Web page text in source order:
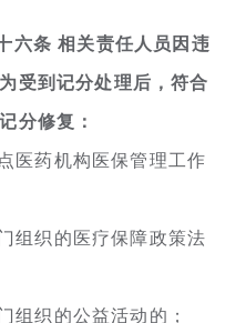
六条 相关责任人员因违
受到记分处理后，符合
分修复：
医药机构医保管理工作
组织的医疗保障政策法
组织的公益活动的；